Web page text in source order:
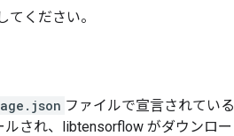
ください。
ファイルで宣言されている
され、libtensorflow がダウンロー